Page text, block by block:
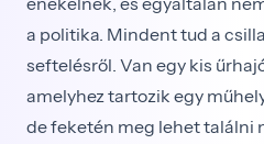
a politika. Mindent tud a
seftelésről. Van egy kis
amelyhez tartozik egy
de feketén meg lehet találni